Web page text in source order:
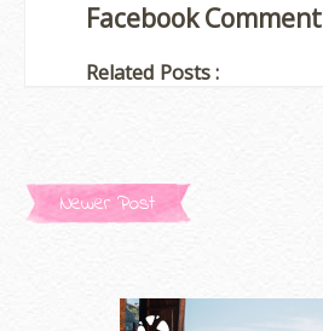
Facebook Comment
Related Posts :
Newer Post